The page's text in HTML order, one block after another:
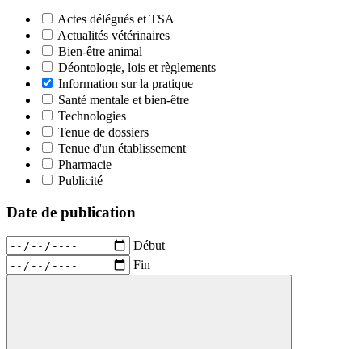
Actes délégués et TSA
Actualités vétérinaires
Bien-être animal
Déontologie, lois et règlements
Information sur la pratique
Santé mentale et bien-être
Technologies
Tenue de dossiers
Tenue d'un établissement
Pharmacie
Publicité
Date de publication
Début
Fin